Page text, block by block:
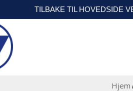
TILBAKE TIL HOVEDSIDE
Hjem